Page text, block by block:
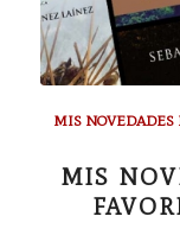
MIS NOVEDADES
MIS